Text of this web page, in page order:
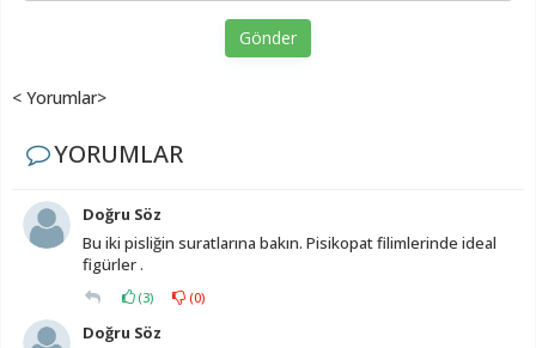
Gönder
< Yorumlar>
YORUMLAR
Doğru Söz
Bu iki pisliğin suratlarına bakın. Pisikopat filimlerinde ideal
figürler .
(3) (0)
Doğru Söz